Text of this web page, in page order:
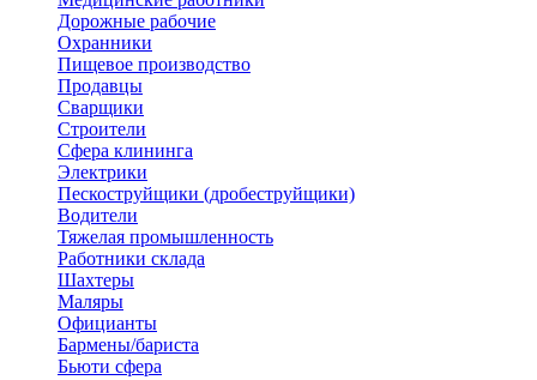
Дорожные рабочие
Охранники
Пищевое производство
Продавцы
Сварщики
Строители
Сфера клининга
Электрики
Пескоструйщики (дробеструйщики)
Водители
Тяжелая промышленность
Работники склада
Шахтеры
Маляры
Официанты
Бармены/бариста
Бьюти сфера